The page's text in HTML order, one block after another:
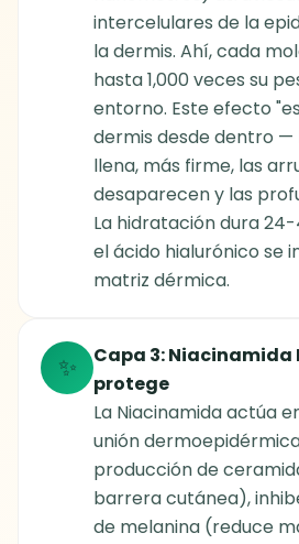
intercelulares de la
la dermis. Ahí, cada
hasta 1,000 veces su
entorno. Este efecto
dermis desde dentro —
llena, más firme, las
desaparecen y las
La hidratación dura
el ácido hialurónico se
matriz dérmica.
✨
Capa 3: Niacinamida
protege
La Niacinamida actúa
unión
producción de
barrera cutánea),
de melanina (reduce